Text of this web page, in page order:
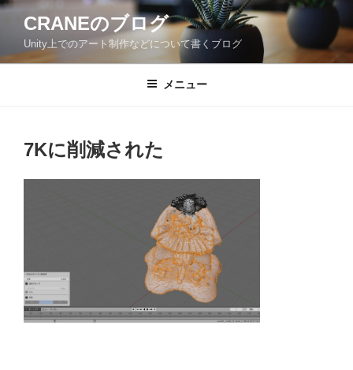
コ
ン
CRANEのブログ
Unity上でのアート制作などについて書くブログ
メニュー
7Kに削減された